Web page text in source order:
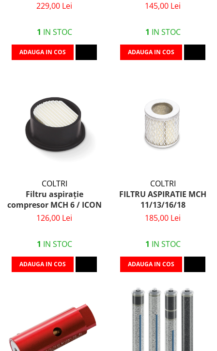
229,00 Lei
1 IN STOC
ADAUGA IN COS
145,00 Lei
1 IN STOC
ADAUGA IN COS
COLTRI
Filtru aspirație
compresor MCH 6 / ICON
126,00 Lei
1 IN STOC
ADAUGA IN COS
COLTRI
FILTRU ASPIRATIE MCH
11/13/16/18
185,00 Lei
1 IN STOC
ADAUGA IN COS